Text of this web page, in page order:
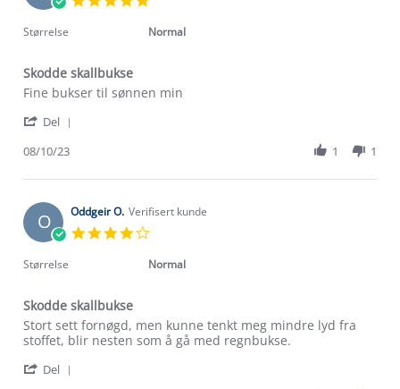
Apr
rating
Størrelse Normal
Skodde skallbukse
Review
Oksana
on
Oct
review
Skodde
Fine bukser til sønnen min
Del
Oksana
on
8
Oct
08/10/23 1 1
O Oddgeir O. Verifisert kunde
rating
Størrelse Normal
Skodde skallbukse
Review
by
O.
review
stating
skallbukse
Stort sett fornøgd, men kunne tenkt meg mindre lyd fra
stoffet, blir nesten som å gå med regnbukse.
Del